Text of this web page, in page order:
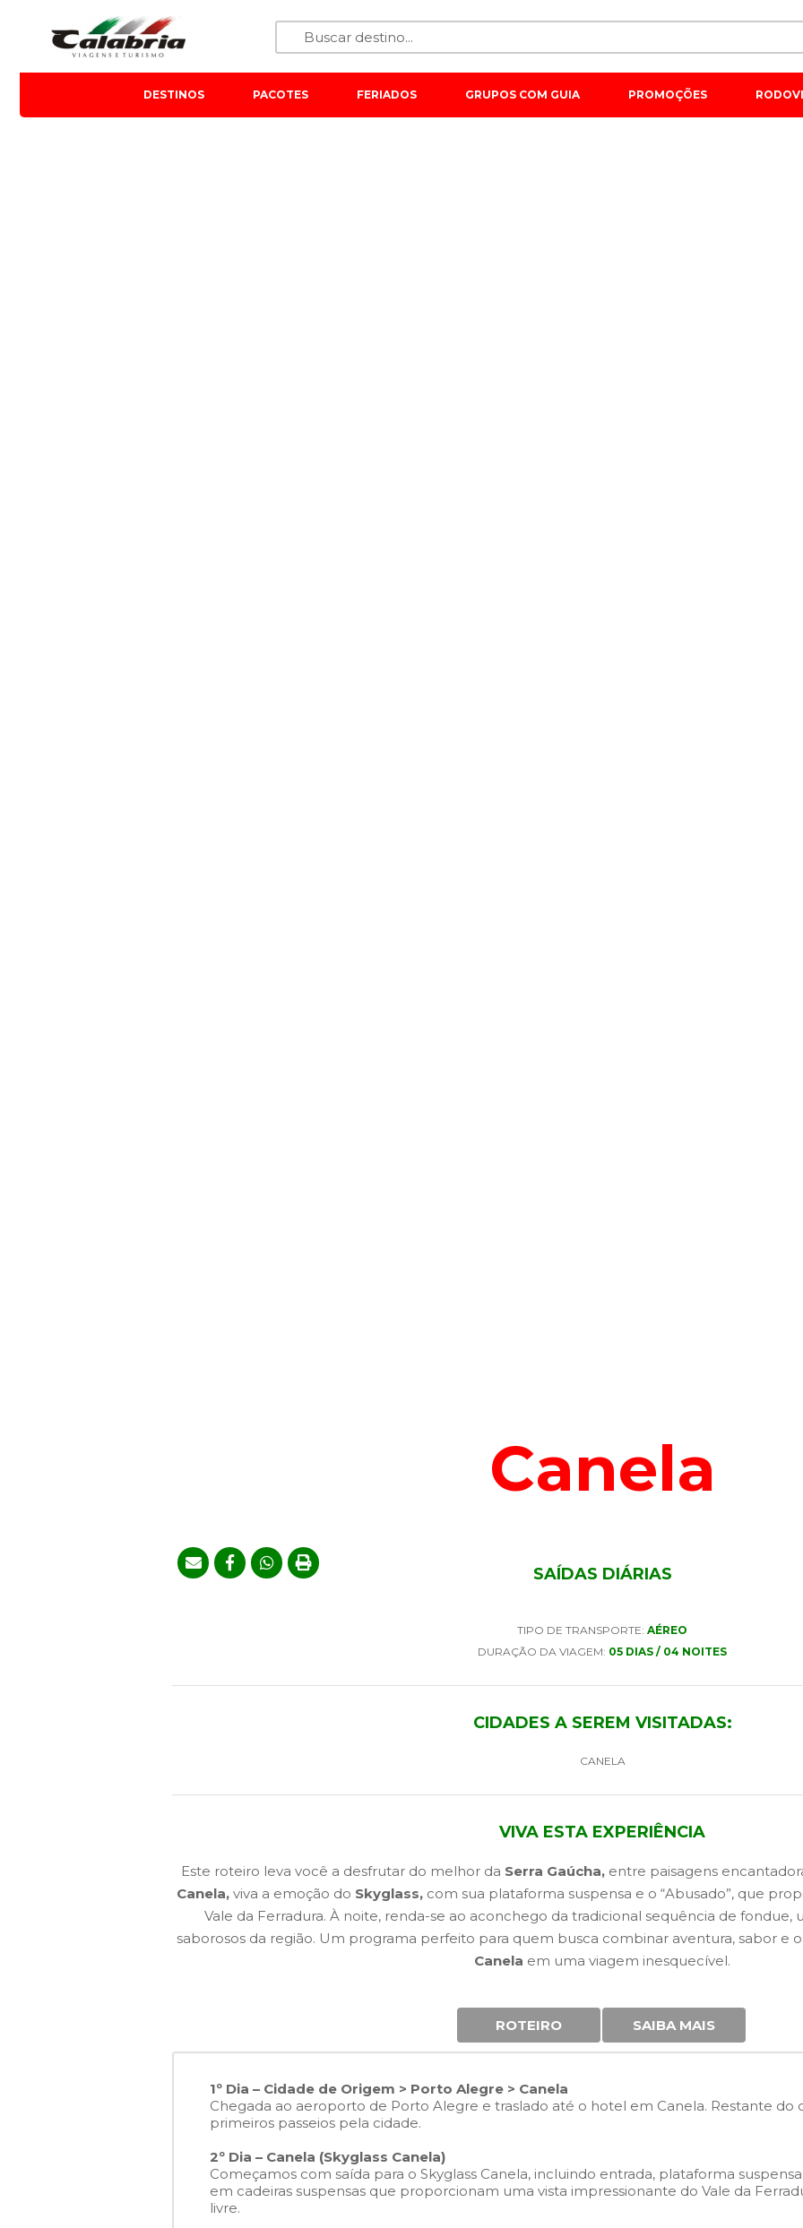
DESTINOS PACOTES FERIADOS GRUPOS COM GUIA PROMOÇÕES
Canela
SAÍDAS DIÁRIAS
TIPO DE TRANSPORTE: AÉREO
DURAÇÃO DA VIAGEM: 05 DIAS / 04 NOITES
CIDADES A SEREM VISITADAS:
CANELA
VIVA ESTA EXPERIÊNCIA
Este roteiro leva você a desfrutar do melhor da Serra Gaúcha, entre paisagens
Canela,viva a emoção do Skyglass, com sua plataforma suspensa e o “Abusado”, que
Vale da Ferradura. À noite, renda-se ao aconchego da tradicional sequência de fondue,
saborosos da região. Um programa perfeito para quem busca combinar aventura, sabor e
Canela em uma viagem inesquecível.
ROTEIRO SAIBA MAIS
1º Dia – Cidade de Origem > Porto Alegre > Canela
Chegada ao aeroporto de Porto Alegre e traslado até o hotel em Canela. Restante do
primeiros passeios pela cidade.
2º Dia – Canela (Skyglass Canela)
Começamos com saída para o Skyglass Canela, incluindo entrada, plataforma
em cadeiras suspensas que proporcionam uma vista impressionante do Vale da
livre.